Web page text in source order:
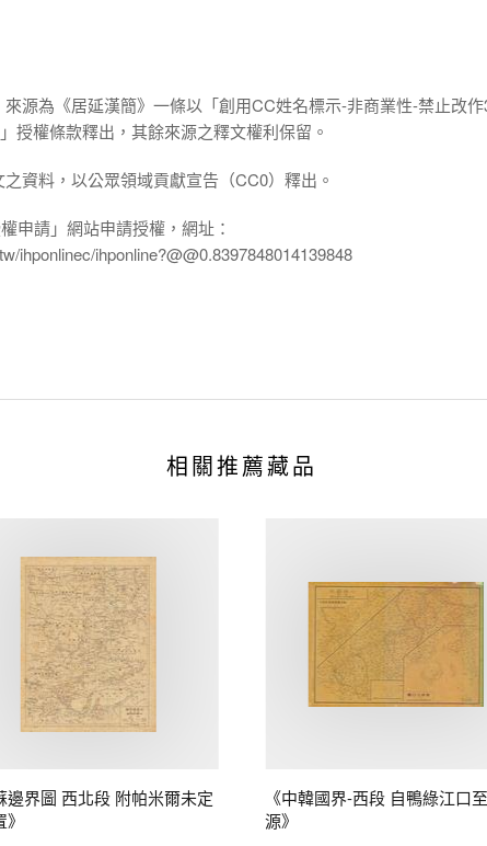
源為《居延漢簡》一條以「創用CC姓名標示-非商業性-禁止改
授權條款釋出，其餘來源之釋文權利保留。
資料，以公眾領域貢獻宣告（CC0）釋出。
申請」網站申請授權，網址：
ihponlinec/ihponline?@@0.8397848014139848
相關推薦藏品
邊界圖 西北段 附帕米爾未定
《中韓國界-西段 自鴨綠江口
源》